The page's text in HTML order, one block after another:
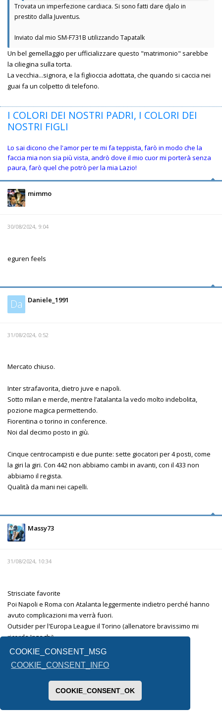
COOKIE_CONSENT_MSG
COOKIE_CONSENT_INFO
COOKIE_CONSENT_OK
Trovata un imperfezione cardiaca. Si sono fatti dare djalo in
prestito dalla Juventus.
Inviato dal mio SM-F731B utilizzando Tapatalk
Un bel gemellaggio per ufficializzare questo "matrimonio" sarebbe
la ciliegina sulla torta.
La vecchia...signora, e la figlioccia adottata, che quando si caccia nei
guai fa un colpetto di telefono.
I COLORI DEI NOSTRI PADRI, I COLORI DEI
NOSTRI FIGLI
Lo sai dicono che l'amor per te mi fa teppista, farò in modo che la
faccia mia non sia più vista, andrò dove il mio cuor mi porterà senza
paura, farò quel che potrò per la mia Lazio!
mimmo
30/08/2024, 9:04
eguren feels
Da Daniele_1991
31/08/2024, 0:52
Mercato chiuso.
Inter strafavorita, dietro juve e napoli.
Sotto milan e merde, mentre l’atalanta la vedo molto indebolita,
pozione magica permettendo.
Fiorentina o torino in conference.
Noi dal decimo posto in giù.
Cinque centrocampisti e due punte: sette giocatori per 4 posti, come
la giri la giri. Con 442 non abbiamo cambi in avanti, con il 433 non
abbiamo il regista.
Qualità da mani nei capelli.
Massy73
31/08/2024, 10:34
Strisciate favorite
Poi Napoli e Roma con Atalanta leggermente indietro perché hanno
avuto complicazioni ma verrà fuori.
Outsider per l'Europa League il Torino (allenatore bravissimo mi
ricorda Inzaghi)
La fiorentina è l'altra incognita.
Lecce e Venezia mi sembrano messe male.
Per la terza retrocessa non saprei, forse il Monza .
Inviato dal mio SM-F731B utilizzando Tapatalk